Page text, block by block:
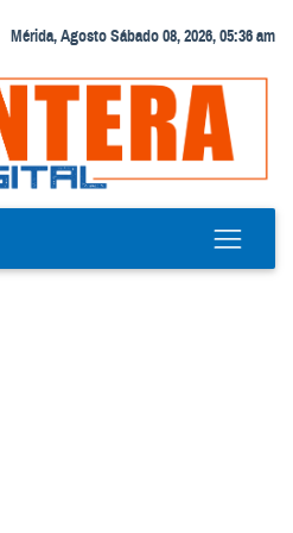
Mérida, Agosto Sábado 08, 2026, 05:36 am